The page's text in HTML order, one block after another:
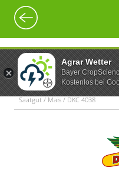
Agrar Wetter
Bayer
Kostenlos bei
Saatgut / Mais / DKC 4038